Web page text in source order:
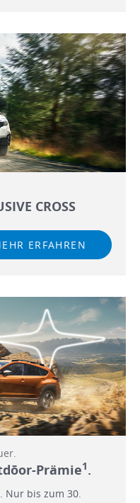
CROSS
ERFAHREN
Prämie1.
. Nur bis zum 30.